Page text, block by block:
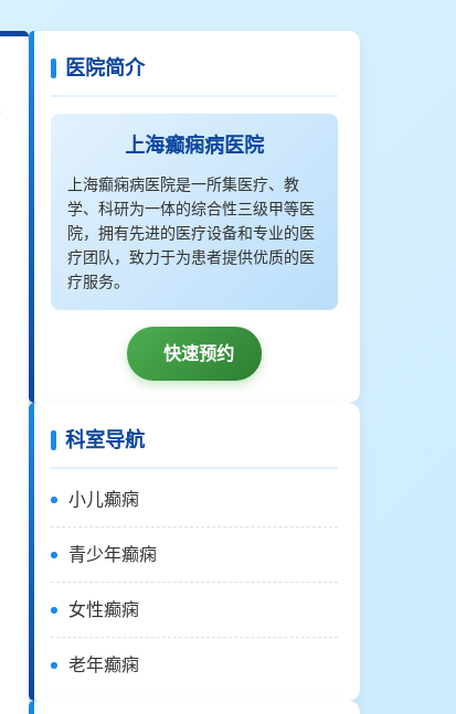
医院简介
上海癫痫病医院
上海癫痫病医院是一所集医疗、教
学、科研为一体的综合性三级甲等医
院，拥有先进的医疗设备和专业的医
疗团队，致力于为患者提供优质的医
疗服务。
快速预约
科室导航
小儿癫痫
青少年癫痫
女性癫痫
老年癫痫